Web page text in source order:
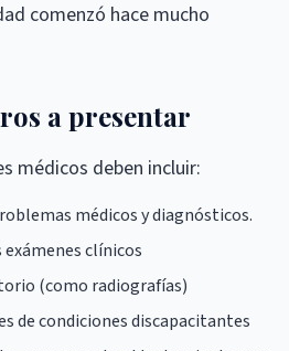
comenzó hace mucho
a presentar
médicos deben incluir:
médicos y diagnósticos.
clínicos
(como radiografías)
de condiciones discapacitantes